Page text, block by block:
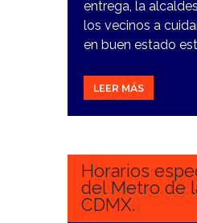
entrega, la
los vecinos a
en buen estado
LEER MÁS
2
Horarios
del Metro de
CDMX.